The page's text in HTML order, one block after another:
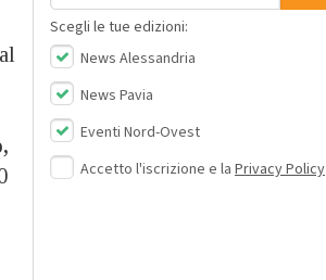
Scegli le tue edizioni:
News Alessandria
News Pavia
Eventi Nord-Ovest
Accetto l'iscrizione e la Privacy Policy